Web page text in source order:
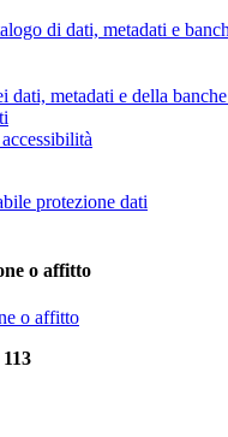
di dati, metadati e
dati, metadati e della
protezione dati
o affitto
o affitto
113